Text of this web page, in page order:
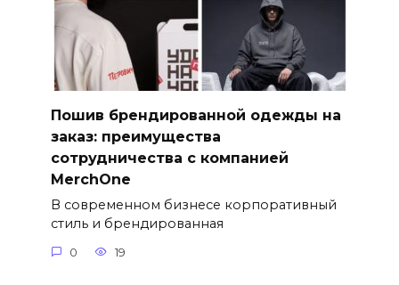
Пошив брендированной одежды на
заказ: преимущества
сотрудничества с компанией
MerchOne
В современном бизнесе корпоративный
стиль и брендированная
0 19